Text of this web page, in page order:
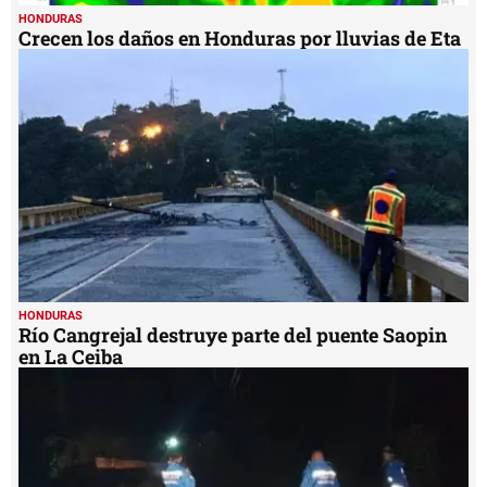
HONDURAS
Crecen los daños en Honduras por lluvias de Eta
HONDURAS
Río Cangrejal destruye parte del puente Saopin
en La Ceiba